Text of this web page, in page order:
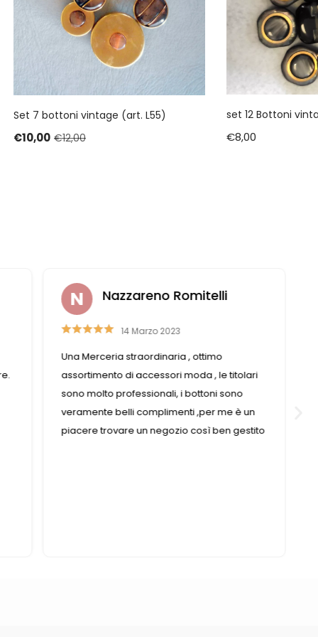
Set 7 bottoni vintage (art. L55)
€10,00 €12,00
set 12 Bottoni
€8,00
Nazzareno Romitelli
14 Marzo 2023
Una Merceria straordinaria , ottimo
assortimento di accessori moda , le titolari
sono molto professionali, i bottoni sono
veramente belli complimenti ,per me è un
piacere trovare un negozio così ben gestito